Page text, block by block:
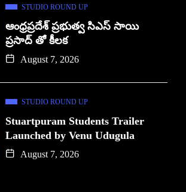
STUDIO ROUND UP
ఆంధ్రప్రదేశ్ ప్రభుత్వ సిఎస్ సాయి
ప్రసాద్ తో కీలక
August 7, 2026
STUDIO ROUND UP
Stuartpuram Students Trailer
Launched by Venu Udugula
August 7, 2026